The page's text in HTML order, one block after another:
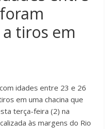
a tiros em
idades entre 23 e 26
em uma chacina que
terça-feira (2) na
às margens do Rio